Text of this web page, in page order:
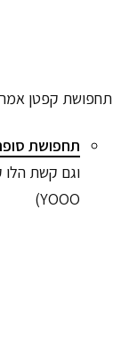
תחפושת קפטן
תחפושת
YOOO)